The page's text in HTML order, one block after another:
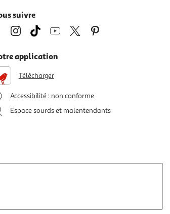
suivre
application
Télécharger
Accessibilité : non conforme
Espace sourds et malentendants